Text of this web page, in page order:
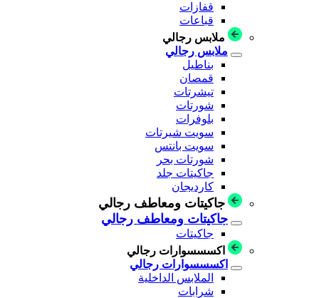
قفازات
قباعات
ملابس رجالي
ملابس رجالي
بناطيل
قمصان
تيشرتات
شورتات
بلوفرات
سويت شيرتات
سويت بانتس
شورتات بحر
جاكيتات جلد
كارديجان
جاكيتات ومعاطف رجالي
جاكيتات ومعاطف رجالي
جاكيتات
اكسسسوارات رجالي
اكسسسوارات رجالي
الملابس الداخلية
شرابات